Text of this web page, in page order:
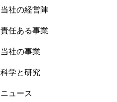
当社の経営陣
責任ある事業
当社の事業
科学と研究
ニュース